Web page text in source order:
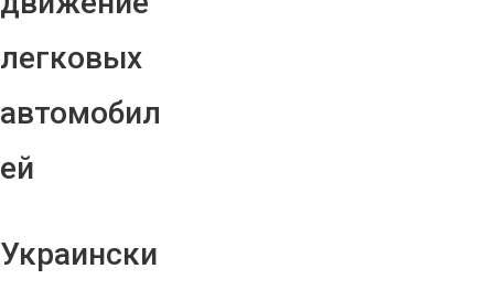
легковых
автомобил
ей
Украински